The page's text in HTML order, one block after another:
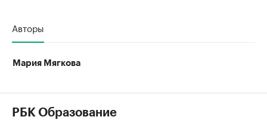
Авторы
Мария Мягкова
РБК Образование